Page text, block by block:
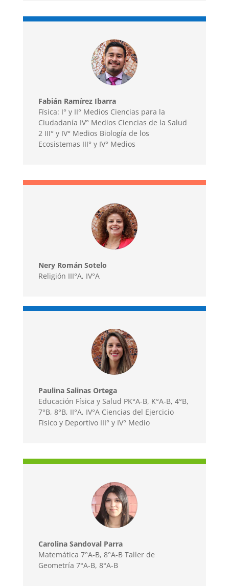
Fabián Ramírez Ibarra
Física: I° y II° Medios Ciencias para la
Ciudadanía IV° Medios Ciencias de la Salud
2 III° y IV° Medios Biología de los
Ecosistemas III° y IV° Medios
Nery Román Sotelo
Religión III°A, IV°A
Paulina Salinas Ortega
Educación Física y Salud PK°A-B, K°A-B, 4°B,
7°B, 8°B, II°A, IV°A Ciencias del Ejercicio
Físico y Deportivo III° y IV° Medio
Carolina Sandoval Parra
Matemática 7°A-B, 8°A-B Taller de
Geometría 7°A-B, 8°A-B